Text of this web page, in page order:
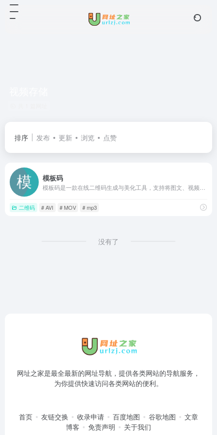
排序 发布 更新 浏览 点赞
模板码
二维码 # AVI # MOV # mp3
没有了
网址之家是最全最新的网址导航，提供各类网站的导航服务，
为你提供快速访问各类网站的便利。
首页 友链交换 收录申请 百度地图 谷歌地图
文章
博客
免责声明 关于我们